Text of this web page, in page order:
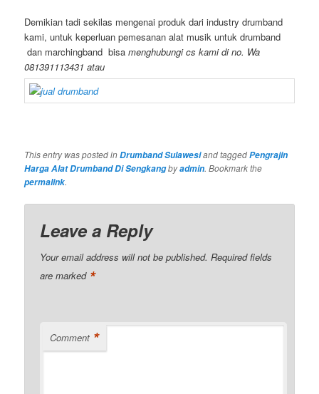
Demikian tadi sekilas mengenai produk dari industry drumband
kami, untuk keperluan pemesanan alat musik untuk drumband
dan marchingband bisamenghubungi cs kami di no. Wa
081391113431 atau
This entry was posted inDrumband Sulawesiand taggedPengrajin
Harga Alat Drumband Di Sengkangbyadmin. Bookmark the
permalink.
Leave a Reply
Your email address will not be published. Required fields
are marked *
Comment *